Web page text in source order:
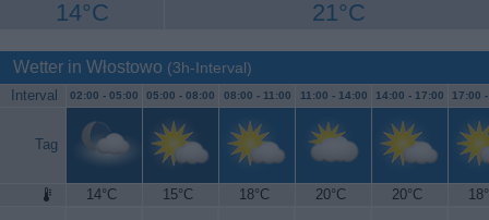
14°C 21°C
Wetter in Włostowo (3h-Interval)
Interval 02:00 - 05:00 05:00 - 08:00 08:00 - 11:00 11:00 - 14:00 14:00 - 17:00 17:00
Tag
14°C 15°C 18°C 20°C 20°C
25°C